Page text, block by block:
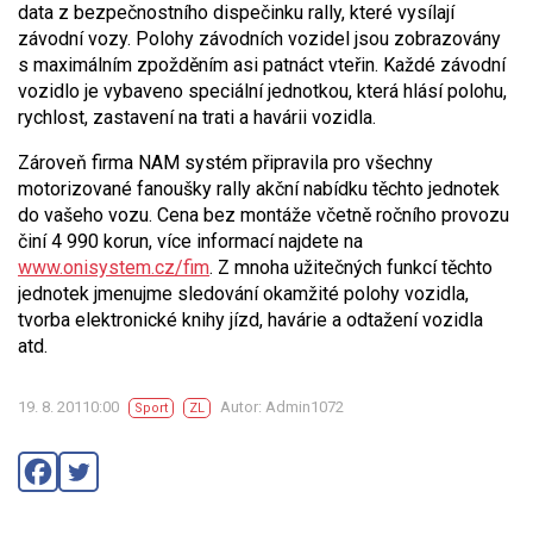
data z bezpečnostního dispečinku rally, které vysílají
závodní vozy. Polohy závodních vozidel jsou zobrazovány
s maximálním zpožděním asi patnáct vteřin. Každé závodní
vozidlo je vybaveno speciální jednotkou, která hlásí polohu,
rychlost, zastavení na trati a havárii vozidla.
Zároveň firma NAM systém připravila pro všechny
motorizované fanoušky rally akční nabídku těchto jednotek
do vašeho vozu. Cena bez montáže včetně ročního provozu
činí 4 990 korun, více informací najdete na
www.onisystem.cz/fim. Z mnoha užitečných funkcí těchto
jednotek jmenujme sledování okamžité polohy vozidla,
tvorba elektronické knihy jízd, havárie a odtažení vozidla
atd.
19. 8. 20110:00 Sport ZL Autor: Admin1072